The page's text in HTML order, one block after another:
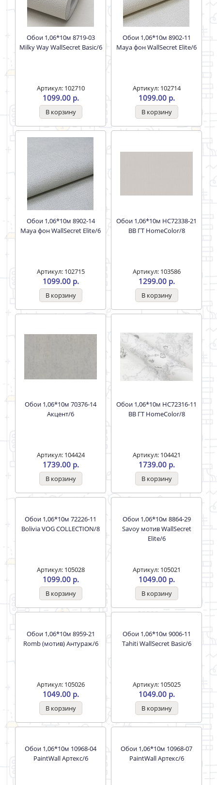
Обои 1,06*10м 8719-03
Milky Way WallSecret Basic/6
Артикул: 102710
1099.00 р.
Обои 1,06*10м 8902-11
Maya фон WallSecret Elite/6
Артикул: 102714
1099.00 р.
Обои 1,06*10м 8902-14
Maya фон WallSecret Elite/6
Артикул: 102715
1099.00 р.
Обои 1,06*10м HC72338-21
BB ГТ HomeColor/8
Артикул: 103586
1299.00 р.
Обои 1,06*10м 70376-14
Акцент/6
Артикул: 104424
1739.00 р.
Обои 1,06*10м HC72316-11
BB ГТ HomeColor/8
Артикул: 104421
1739.00 р.
Bolivia VOG COLLECTION/8
Артикул: 105028
1099.00 р.
Savoy мотив WallSecret
Elite/6
Артикул: 105021
1049.00 р.